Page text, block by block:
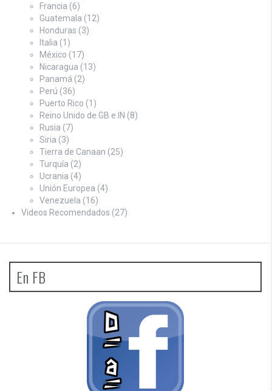
Francia (6)
Guatemala (12)
Honduras (3)
Italia (1)
México (17)
Nicaragua (13)
Panamá (2)
Perú (36)
Puerto Rico (1)
Reino Unido de GB e IN (8)
Rusia (7)
Siria (3)
Tierra de Canaan (25)
Turquía (2)
Ucrania (4)
Unión Europea (4)
Venezuela (16)
Videos Recomendados (27)
En FB